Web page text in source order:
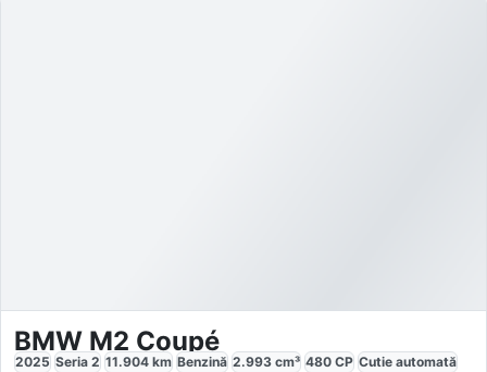
BMW M2 Coupé
2025 Seria 2 11.904 km Benzină 2.993 cm³ 480 CP Cutie automată